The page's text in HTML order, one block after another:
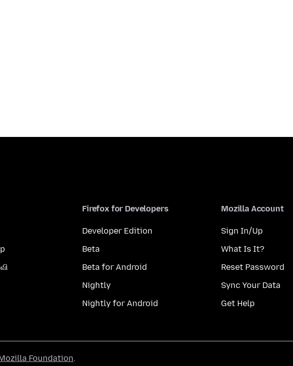
Firefox for Developers
Developer Edition
Beta
Beta for Android
Nightly
Nightly for Android
Mozilla Account
Sign In/Up
What Is It?
Reset Password
Sync Your Data
Get Help
Foundation.